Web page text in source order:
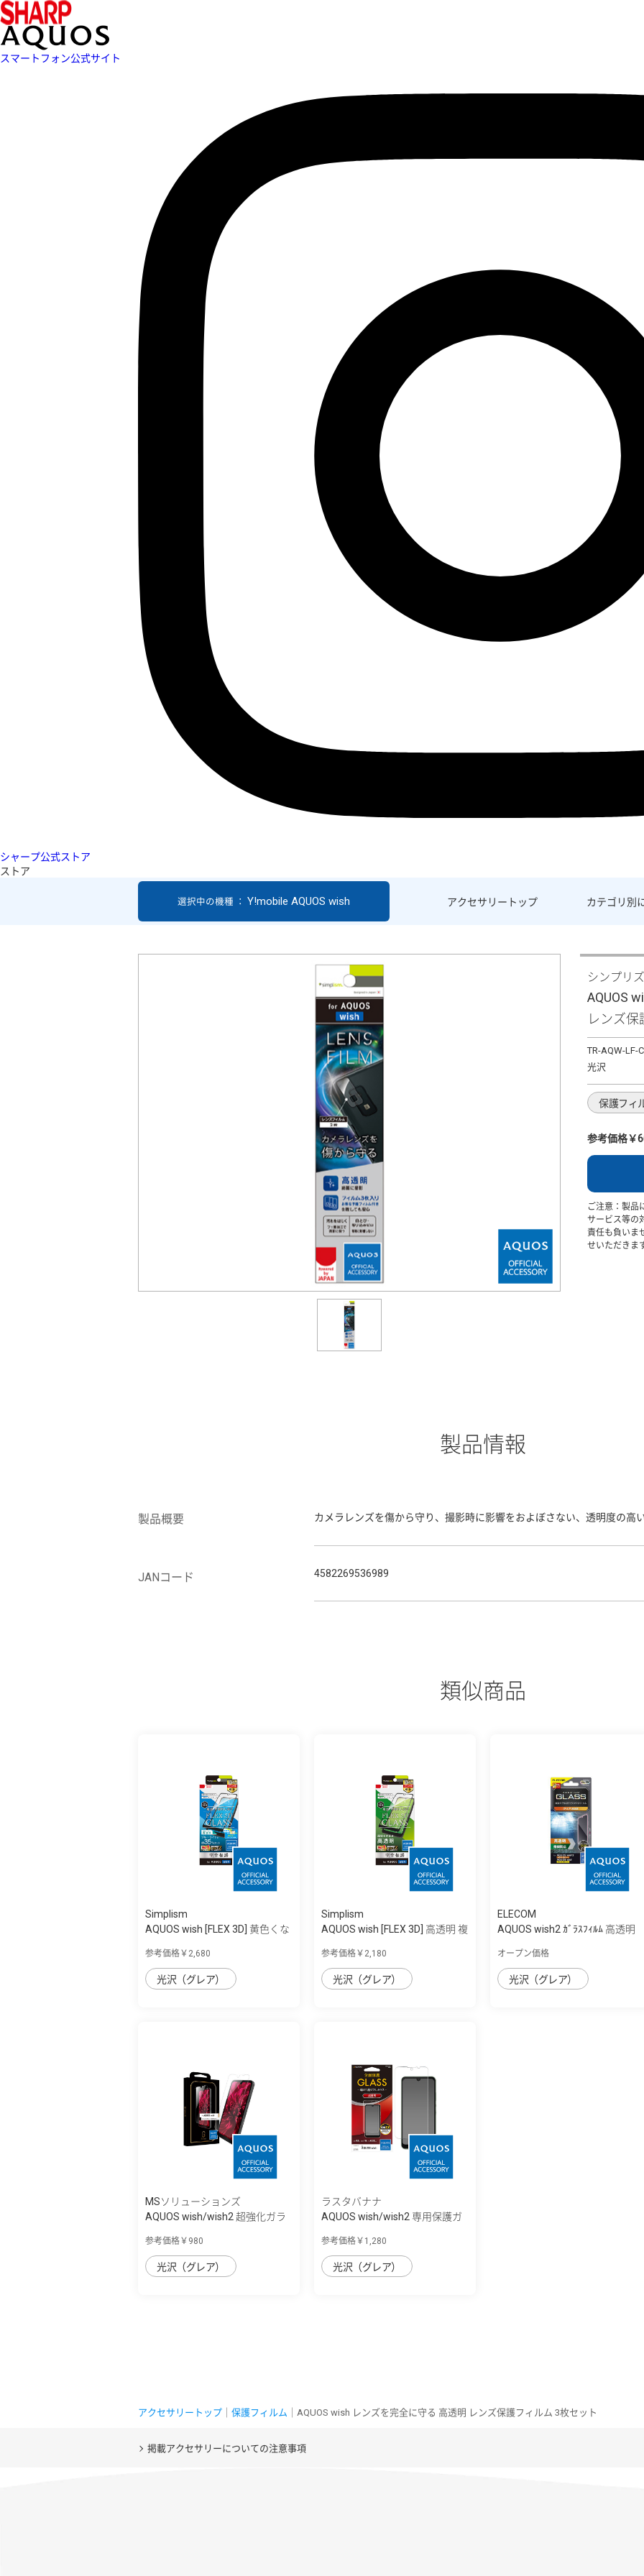
スマートフォン公式サイト
シャープ公式ストア
ストア
アクセサリー トップ カテゴリ別
選択中の機種 ： Y!mobile AQUOS wish
シンプリ
AQUOS
レンズ保
TR-AQW-LF-
光沢
保護フィ
参考価格￥
ご注意：製品
サービス等の
責任も負いま
せいただきま
製品情報
製品概要 カメラレンズを傷から守り、撮影時に影響をおよぼさない、透明度の高
JANコード 4582269536989
類似商品
Simplism
AQUOS wish [FLEX 3D] 黄色くな
参考価格￥2,680
光沢（グレア）
Simplism
AQUOS wish [FLEX 3D] 高透明 複
参考価格￥2,180
光沢（グレア）
ELECOM
AQUOS wish2 ｶﾞﾗｽﾌｨﾙﾑ 高透明
オープン価格
光沢（グレア）
MSソリューションズ
AQUOS wish/wish2 超強化ガラ
参考価格￥980
光沢（グレア）
ラスタバナナ
AQUOS wish/wish2 専用保護ガ
参考価格￥1,280
光沢（グレア）
アクセサリートップ 保護フィルム ｜AQUOS wish レンズを完全に守る 高透明 レンズ保護フィルム 3枚セット
掲載アクセサリーについての注意事項